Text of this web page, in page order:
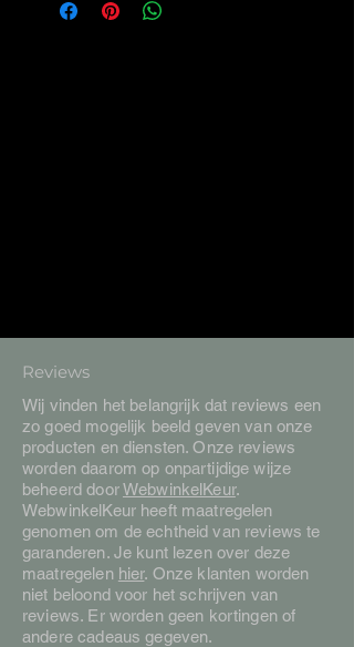
Reviews
Wij vinden het belangrijk dat reviews een
zo goed mogelijk beeld geven van onze
producten en diensten. Onze reviews
worden daarom op onpartijdige wijze
beheerd doorWebwinkelKeur.
WebwinkelKeur heeft maatregelen
genomen om de echtheid van reviews te
garanderen. Je kunt lezen over deze
maatregelen hier. Onze klanten worden
niet beloond voor het schrijven van
reviews. Er worden geen kortingen of
andere cadeaus gegeven.